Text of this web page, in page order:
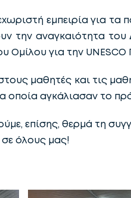
εμπειρία για τα
την αναγκαιότητα του
Ομίλου για την
μαθητές και τις
οποία αγκάλιασαν το
επίσης, θερμά τη
σε όλους μας!